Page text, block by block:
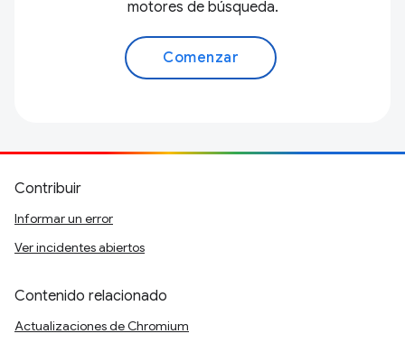
motores de búsqueda.
Comenzar
Contribuir
Informar un error
Ver incidentes abiertos
Contenido relacionado
Actualizaciones de Chromium